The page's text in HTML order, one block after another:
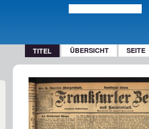
TITEL ÜBERSICHT SEITE